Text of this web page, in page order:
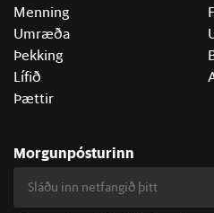
Menning
Umræða
Þekking
Lífið
Þættir
Morgunpósturinn